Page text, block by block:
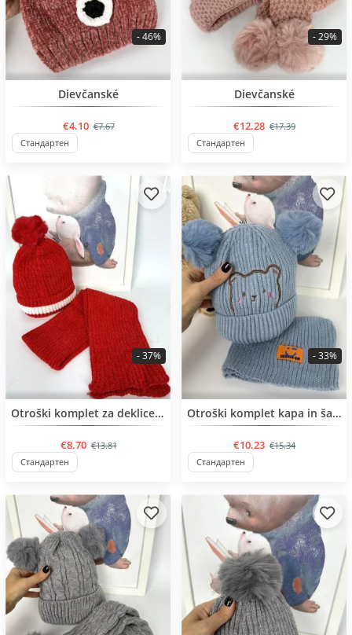
BESTSELLER
Dievčanské
€4.10 €7.67
- 46%
Стандартен
Dievčanské
€12.28 €17.39
- 29%
Стандартен
BESTSELLEROtroški komplet za deklice od 2 do 5 leta
€8.70 €13.81
- 37%
Стандартен
Otroški komplet kapa in šal za deklice od 2 do 4 let
€10.23 €15.34
- 33%
Стандартен